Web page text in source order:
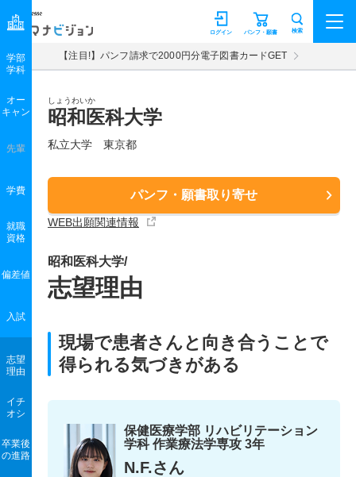
マナビジョン パンフ・願書
ログイン 検索
【注目!】パンフ請求で2000円分電子図書カードGET
しょうわいか
昭和医科大学
私立大学 東京都
パンフ・願書取り寄せ
WEB出願関連情報
学部
学科
オー
キャン
先輩
学費
就職
資格
偏差値
入試
志望
理由
イチ
オシ
卒業後
の進路
昭和医科大学/
志望理由
現場で患者さんと向き合うことで
得られる気づきがある
保健医療学部 リハビリテーション
学科 作業療法学専攻 3年
N.F.さん